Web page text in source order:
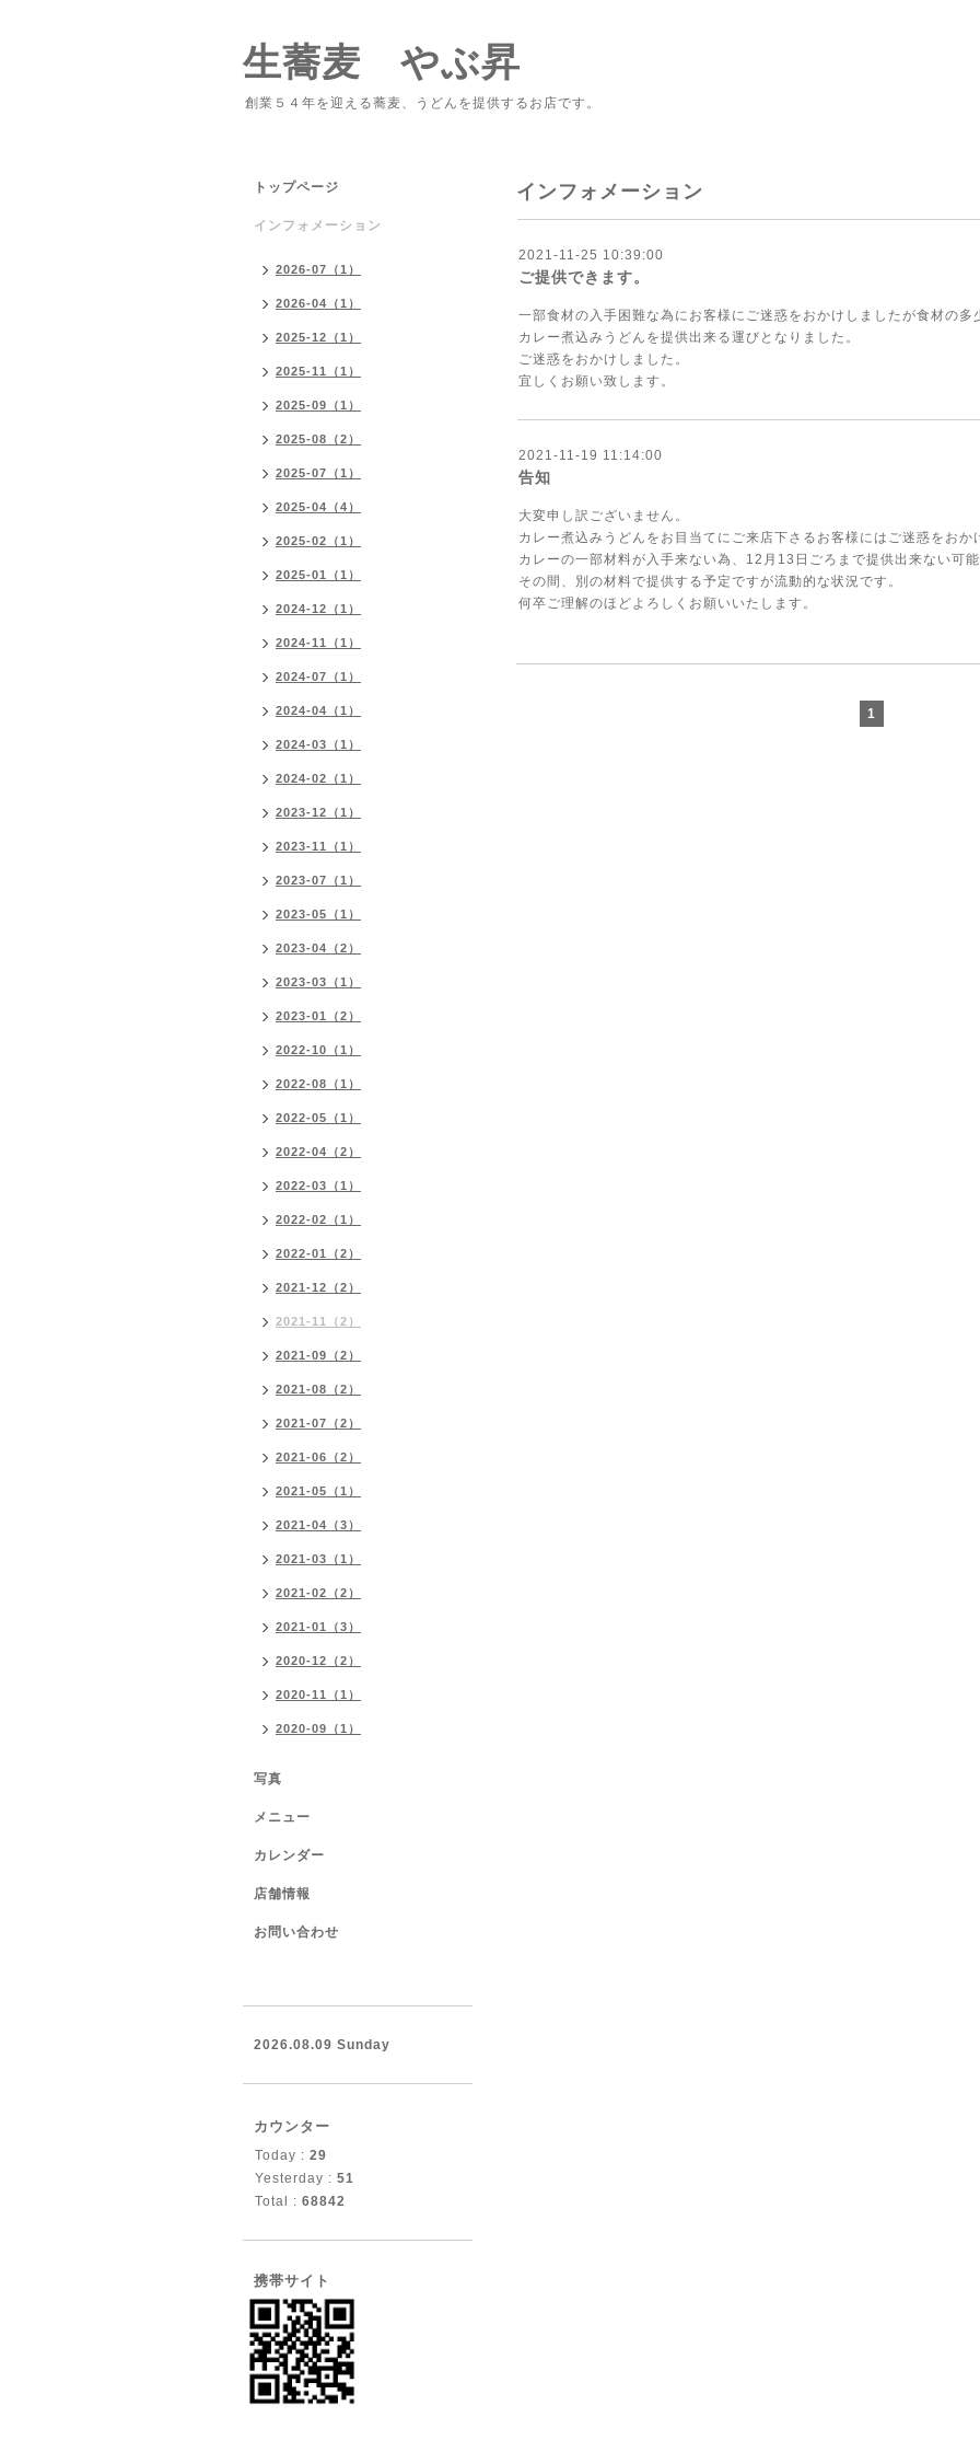
生蕎麦 やぶ昇
創業５４年を迎える蕎麦、うどんを提供するお店です。
インフォメーション
2021-11-25 10:39:00
ご提供できます。
一部食材の入手困難な為にお客様にご迷惑をおかけしましたが食材の多
カレー煮込みうどんを提供出来る運びとなりました。
ご迷惑をおかけしました。
宜しくお願い致します。
2021-11-19 11:14:00
告知
大変申し訳ございません。
カレー煮込みうどんをお目当てにご来店下さるお客様にはご迷惑をおか
カレーの一部材料が入手来ない為、12月13日ごろまで提供出来ない可能
その間、別の材料で提供する予定ですが流動的な状況です。
何卒ご理解のほどよろしくお願いいたします。
1
トップページ
インフォメーション
2026-07（1）
2026-04（1）
2025-12（1）
2025-11（1）
2025-09（1）
2025-08（2）
2025-07（1）
2025-04（4）
2025-02（1）
2025-01（1）
2024-12（1）
2024-11（1）
2024-07（1）
2024-04（1）
2024-03（1）
2024-02（1）
2023-12（1）
2023-11（1）
2023-07（1）
2023-05（1）
2023-04（2）
2023-03（1）
2023-01（2）
2022-10（1）
2022-08（1）
2022-05（1）
2022-04（2）
2022-03（1）
2022-02（1）
2022-01（2）
2021-12（2）
2021-11（2）
2021-09（2）
2021-08（2）
2021-07（2）
2021-06（2）
2021-05（1）
2021-04（3）
2021-03（1）
2021-02（2）
2021-01（3）
2020-12（2）
2020-11（1）
2020-09（1）
写真
メニュー
カレンダー
店舗情報
お問い合わせ
2026.08.09 Sunday
カウンター
Today : 29
Yesterday : 51
Total : 68842
携帯サイト